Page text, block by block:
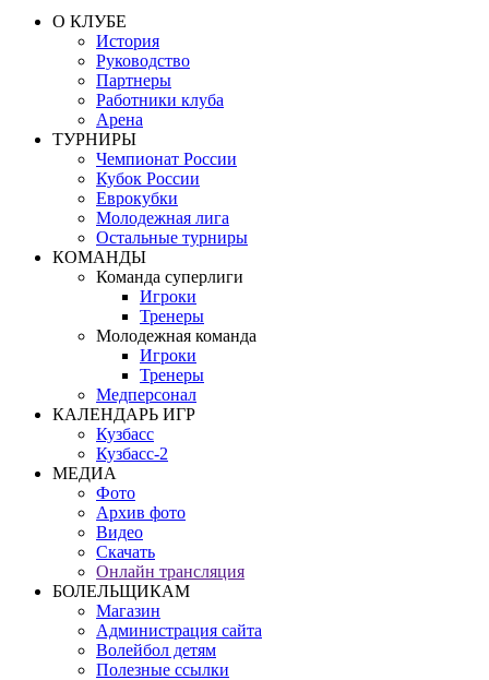
О КЛУБЕ
История
Руководство
Партнеры
Работники клуба
Арена
ТУРНИРЫ
Чемпионат России
Кубок России
Еврокубки
Молодежная лига
Остальные турниры
КОМАНДЫ
Команда суперлиги
Игроки
Тренеры
Молодежная команда
Игроки
Тренеры
Медперсонал
КАЛЕНДАРЬ ИГР
Кузбасс
Кузбасс-2
МЕДИА
Фото
Архив фото
Видео
Скачать
Онлайн трансляция
БОЛЕЛЬЩИКАМ
Магазин
Администрация сайта
Волейбол детям
Полезные ссылки